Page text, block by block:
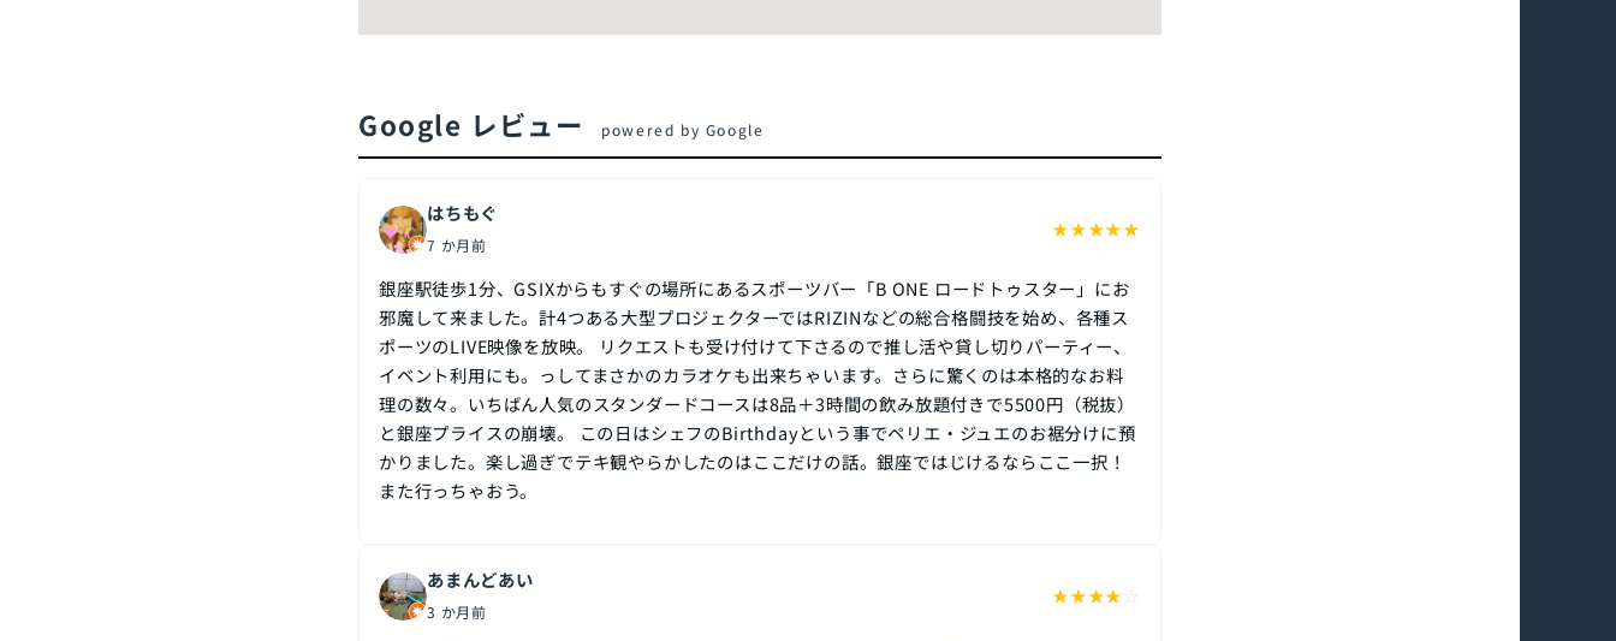
Google レビュー powered by Google
はちもぐ
7 か月前
★★★★★
銀座駅徒歩1分、GSIXからもすぐの場所にあるスポーツバー「B ONE ロードトゥスター」にお
邪魔して来ました。計4つある大型プロジェクターではRIZINなどの総合格闘技を始め、各種ス
ポーツのLIVE映像を放映。 リクエストも受け付けて下さるので推し活や貸し切りパーティー、
イベント利用にも。っしてまさかのカラオケも出来ちゃいます。さらに驚くのは本格的なお料
理の数々。いちばん人気のスタンダードコースは8品＋3時間の飲み放題付きで5500円（税抜）
と銀座プライスの崩壊。 この日はシェフのBirthdayという事でペリエ・ジュエのお裾分けに預
かりました。楽し過ぎでテキ観やらかしたのはここだけの話。銀座ではじけるならここ一択！
また行っちゃおう。
あまんどあい
3 か月前
★★★★